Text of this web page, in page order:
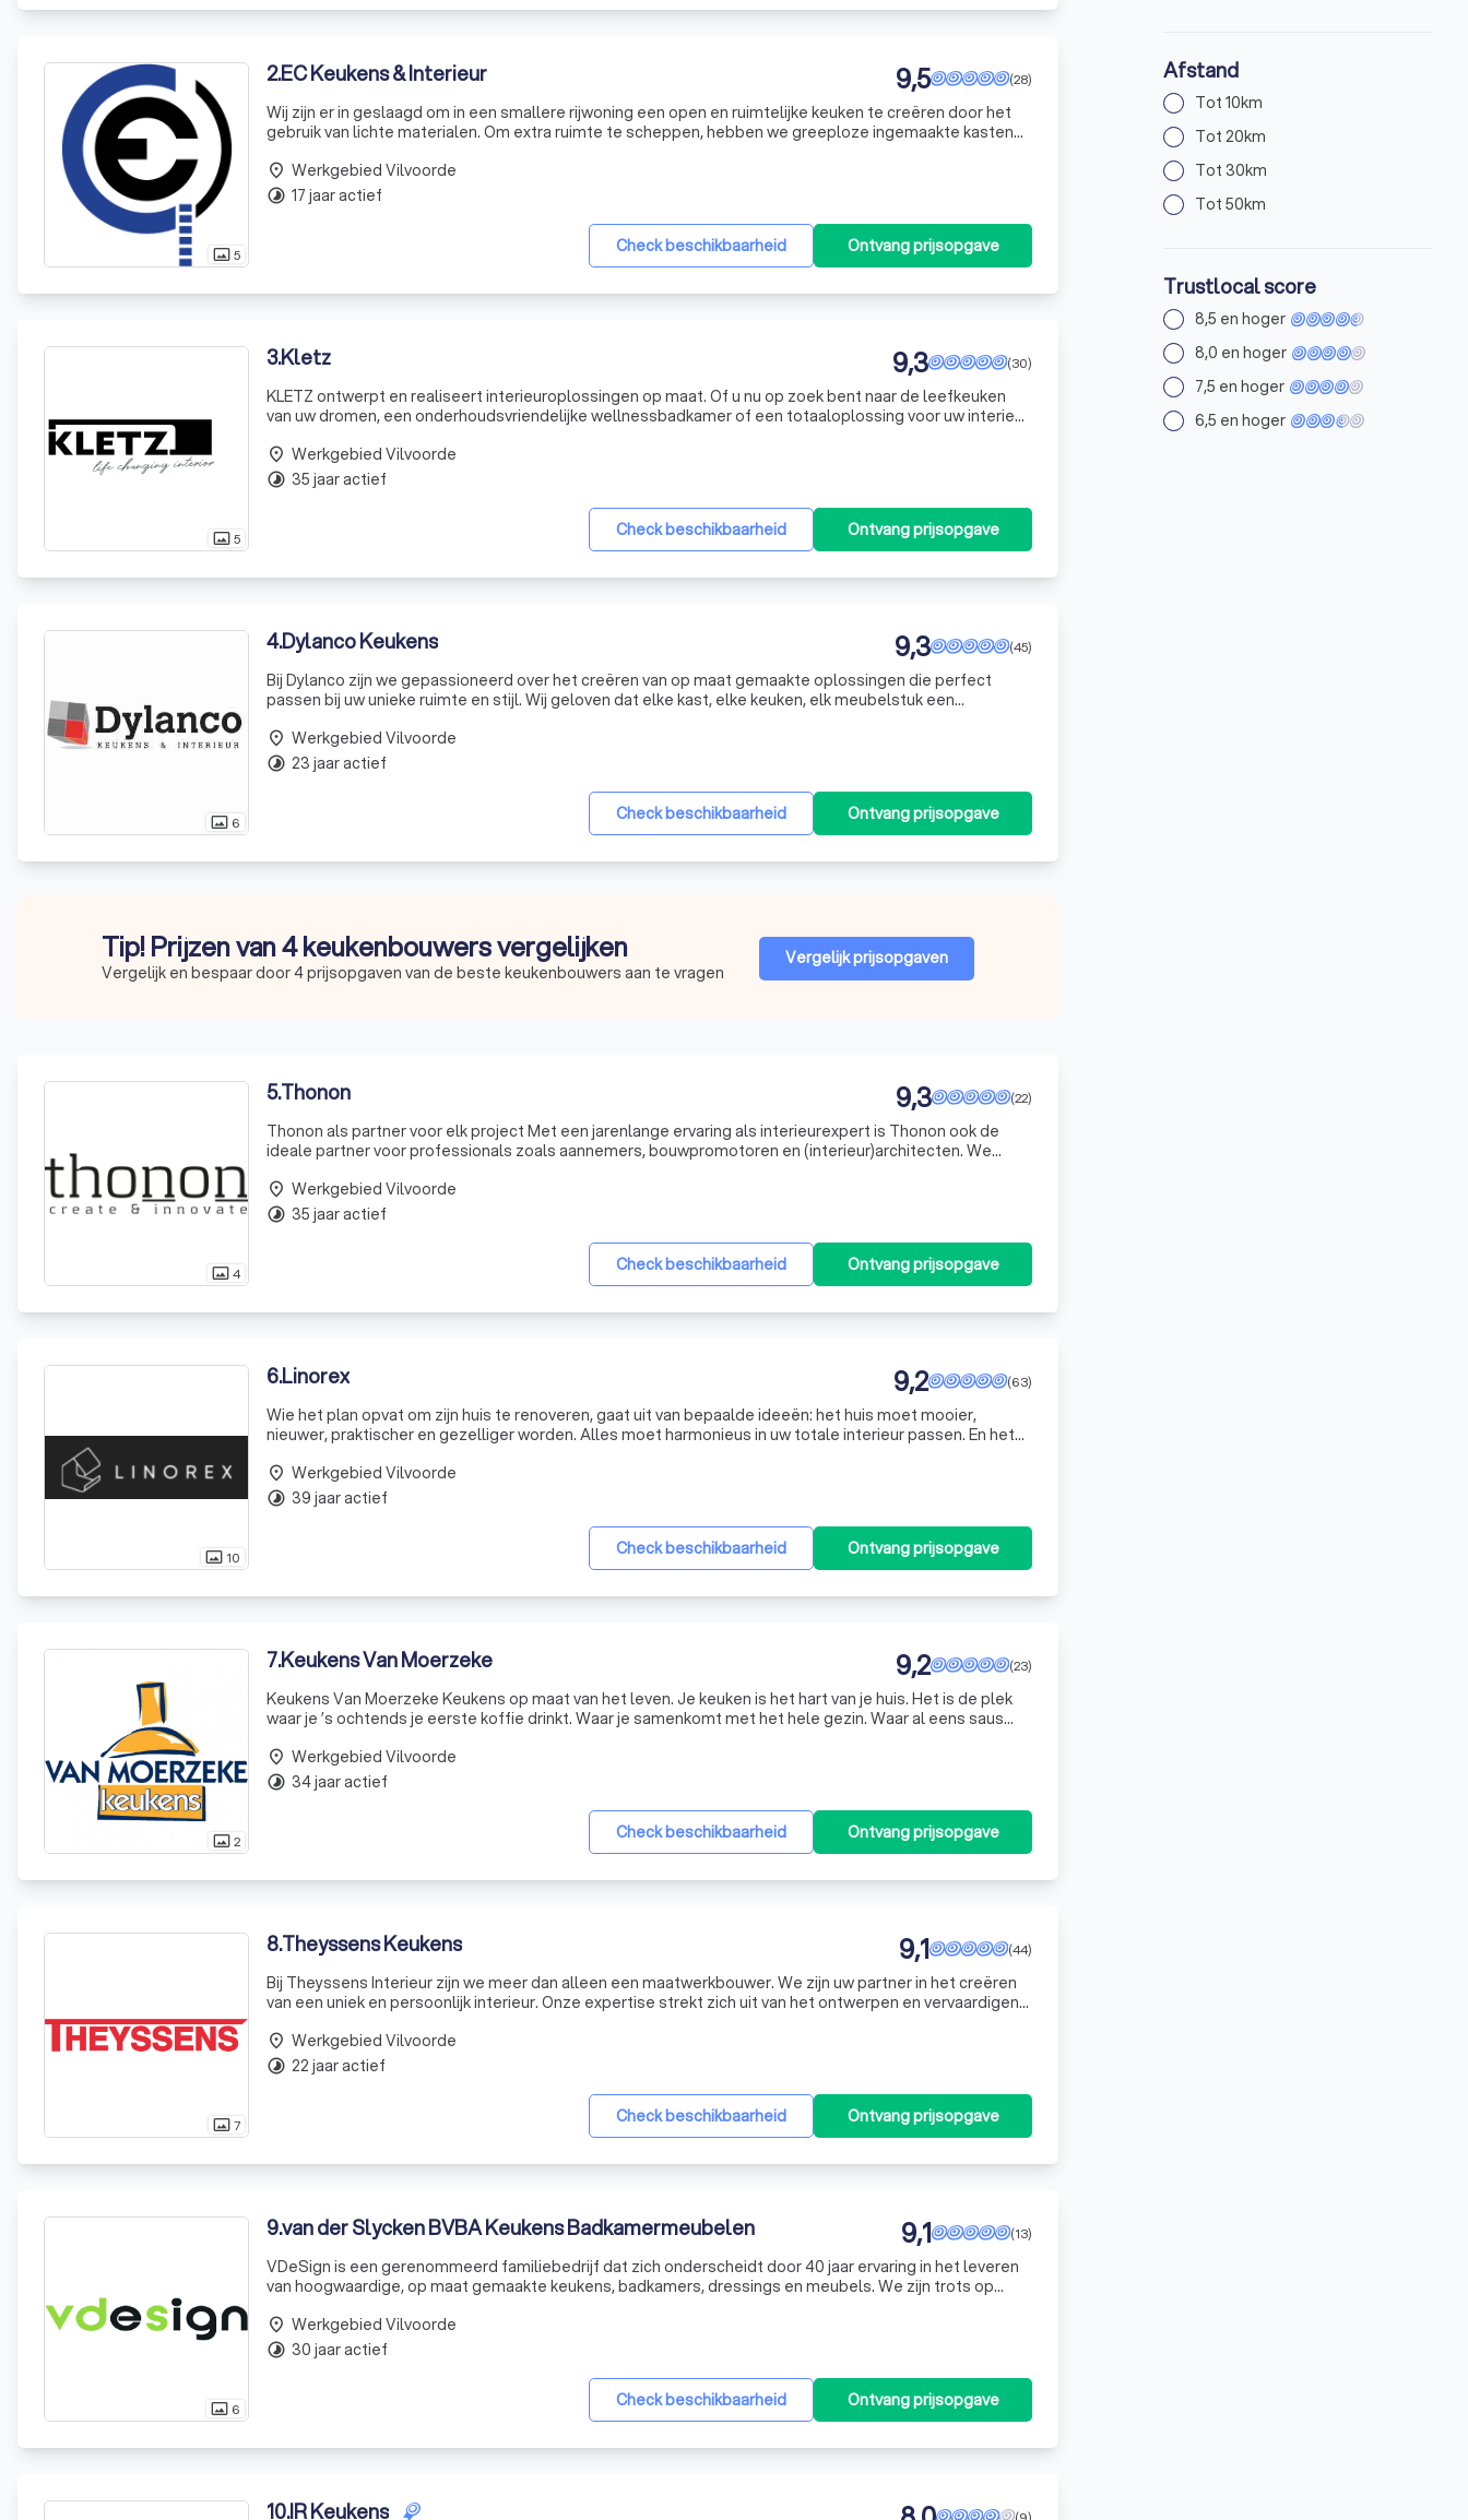
photo_size_select_actual5
2.EC Keukens & Interieur (28)
9,5
Wij zijn er in geslaagd om in een smallere rijwoning een open en ruimtelijke keuken te creëren door het
gebruik van lichte materialen. Om extra ruimte te scheppen, hebben we greeploze ingemaakte kasten
Check beschikbaarheid Ontvang prijsopgave
place Werkgebied Vilvoorde
timelapse 17 jaar actief
photo_size_select_actual5
3.Kletz (30)
9,3
KLETZ ontwerpt en realiseert interieuroplossingen op maat. Of u nu op zoek bent naar de leefkeuken
van uw dromen, een onderhoudsvriendelijke wellnessbadkamer of een totaaloplossing voor uw interieur,
vakkennis
Check beschikbaarheid Ontvang prijsopgave
place Werkgebied Vilvoorde
timelapse 35 jaar actief
photo_size_select_actual 6
4.Dylanco Keukens (45)
9,3
Bij Dylanco zijn we gepassioneerd over het creëren van op maat gemaakte oplossingen die perfect
passen bij uw unieke ruimte en stijl. Wij geloven dat elke kast, elke keuken, elk meubelstuk een
begrijpe
Check beschikbaarheid Ontvang prijsopgave
place Werkgebied Vilvoorde
timelapse 23 jaar actief
Tip! Prijzen van 4 keukenbouwers vergelijken
Vergelijk en bespaar door 4 prijsopgaven van de beste keukenbouwers aan te vragen
Vergelijk prijsopgaven
photo_size_select_actual4
5.Thonon (22)
9,3
Thonon als partner voor elk project Met een jarenlange ervaring als interieurexpert is Thonon ook de
ideale partner voor professionals zoals aannemers, bouwpromotoren en (interieur)architecten. We
Check beschikbaarheid Ontvang prijsopgave
place Werkgebied Vilvoorde
timelapse 35 jaar actief
photo_size_select_actual 10
6.Linorex (63)
9,2
Wie het plan opvat om zijn huis te renoveren, gaat uit van bepaalde ideeën: het huis moet mooier,
nieuwer, praktischer en gezelliger worden. Alles moet harmonieus in uw totale interieur passen. En het
onderhoud
Check beschikbaarheid Ontvang prijsopgave
place Werkgebied Vilvoorde
timelapse 39 jaar actief
photo_size_select_actual2
7.Keukens Van Moerzeke (23)
9,2
Keukens Van Moerzeke Keukens op maat van het leven. Je keuken is het hart van je huis. Het is de plek
waar je ’s ochtends je eerste koffie drinkt. Waar je samenkomt met het hele gezin. Waar al eens saus
Check beschikbaarheid Ontvang prijsopgave
place Werkgebied Vilvoorde
timelapse 34 jaar actief
photo_size_select_actual7
8.Theyssens Keukens (44)
9,1
Bij Theyssens Interieur zijn we meer dan alleen een maatwerkbouwer. We zijn uw partner in het creëren
van een uniek en persoonlijk interieur. Onze expertise strekt zich uit van het ontwerpen en vervaardigen
Check beschikbaarheid Ontvang prijsopgave
place Werkgebied Vilvoorde
timelapse 22 jaar actief
photo_size_select_actual 6
9.van der Slycken BVBA Keukens Badkamermeubelen (13)
9,1
VDeSign is een gerenommeerd familiebedrijf dat zich onderscheidt door 40 jaar ervaring in het leveren
van hoogwaardige, op maat gemaakte keukens, badkamers, dressings en meubels. We zijn trots op
Check beschikbaarheid Ontvang prijsopgave
place Werkgebied Vilvoorde
timelapse 30 jaar actief
10.IR Keukens
Afstand
Tot 10km
Tot 20km
Tot 30km
Tot 50km
Trustlocal score
8,5 en hoger
8,0 en hoger
7,5 en hoger
6,5 en hoger